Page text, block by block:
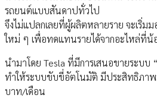
รถยนต์แบบสันดาปทั่วไป
จึงไม่แปลกเลยที่ผู้ผลิตหลายราย จะเริ่มม
ใหม่ ๆ เพื่อทดแทนรายได้จากอะไหล่ที่น้
นำมาโดย Tesla ที่มีการเสนอขายระบบ
ทำให้ระบบขับขี่อัตโนมัติ มีประสิทธิภาพ
บาท/เดือน